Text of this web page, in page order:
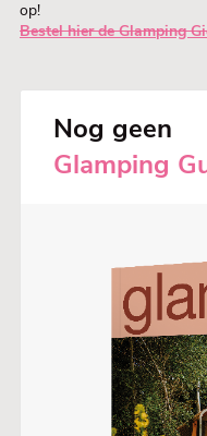
op!
Bestel hier de Glamping
Nog geen
Glamping